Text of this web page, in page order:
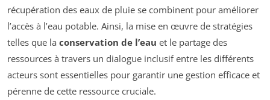
récupération des eaux de pluie se combinent pour améliorer
l’accès à l’eau potable. Ainsi, la mise en œuvre de stratégies
telles que la conservation de l’eau et le partage des
ressources à travers un dialogue inclusif entre les différents
acteurs sont essentielles pour garantir une gestion efficace et
pérenne de cette ressource cruciale.